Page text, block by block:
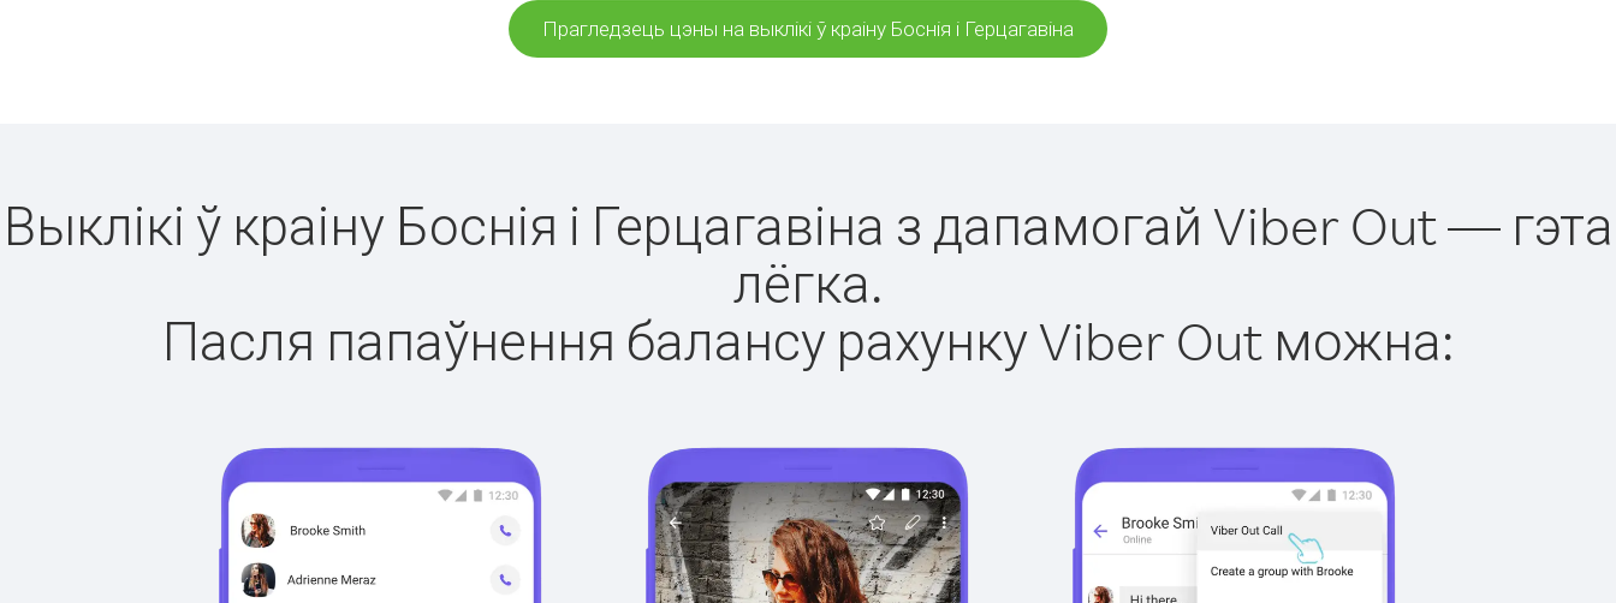
Прагледзець цэны на выклікі ў краіну Боснія і Герцагавіна
Выклікі ў краіну Боснія і Герцагавіна з дапамогай Viber Out — гэта
лёгка.
Пасля папаўнення балансу рахунку Viber Out можна: